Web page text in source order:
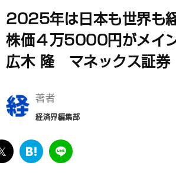
2025年は日本も世界も
株価４万5000円がメイ
広木 隆 マネックス証券
著者
経済界編集部
twitter
は
LINE